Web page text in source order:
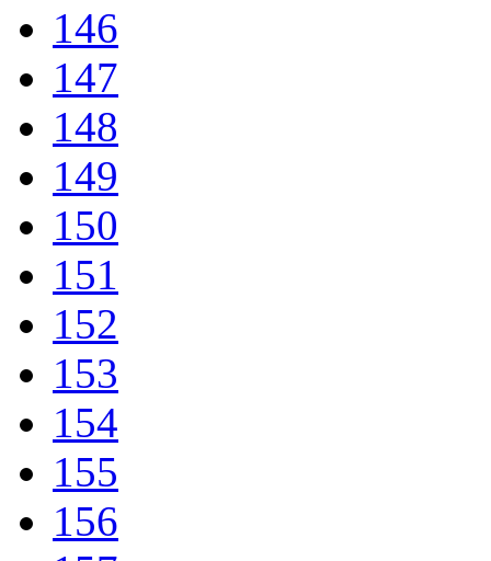
146
147
148
149
150
151
152
153
154
155
156